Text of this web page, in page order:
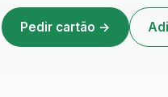
Pedir cartão →